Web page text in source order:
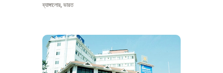
ব্যাঙ্গালোর,ভারত